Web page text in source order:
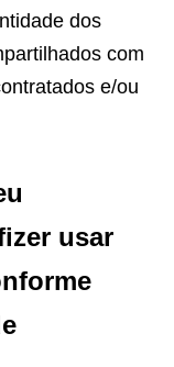
dos
com
e/ou
usar